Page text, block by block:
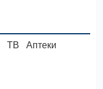
ТВ
Аптеки